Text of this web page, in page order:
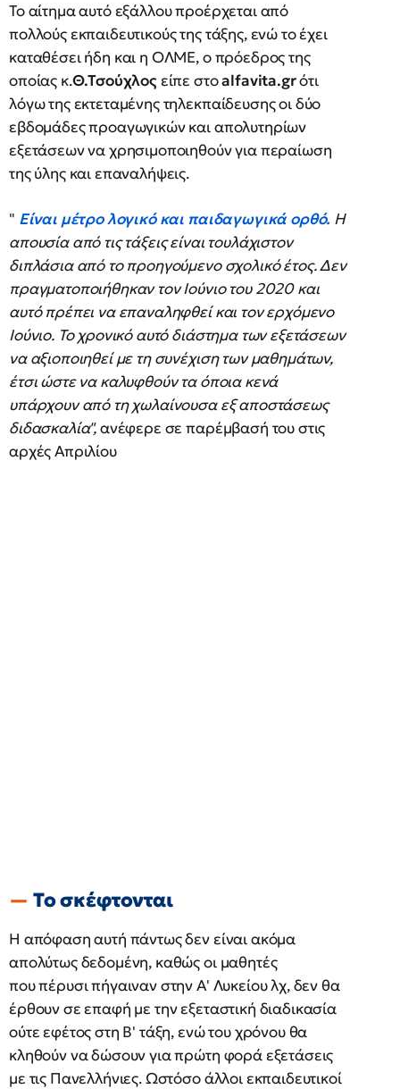
Το αίτημα αυτό εξάλλου προέρχεται από
πολλούς εκπαιδευτικούς της τάξης, ενώ το έχει
καταθέσει ήδη και η ΟΛΜΕ, ο πρόεδρος της
οποίας κ.Θ.Τσούχλοςείπε στοalfavita.grότι
λόγω της εκτεταμένης τηλεκπαίδευσης οι δύο
εβδομάδες προαγωγικών και απολυτηρίων
εξετάσεων να χρησιμοποιηθούν για περαίωση
της ύλης και επαναλήψεις.
" Είναι μέτρο λογικό και παιδαγωγικά ορθό. Η
απουσία από τις τάξεις είναι τουλάχιστον
διπλάσια από το προηγούμενο σχολικό έτος. Δεν
πραγματοποιήθηκαν τον Ιούνιο του 2020 και
αυτό πρέπει να επαναληφθεί και τον ερχόμενο
Ιούνιο. Το χρονικό αυτό διάστημα των εξετάσεων
να αξιοποιηθεί με τη συνέχιση των μαθημάτων,
έτσι ώστε να καλυφθούν τα όποια κενά
υπάρχουν από τη χωλαίνουσα εξ αποστάσεως
διδασκαλία",ανέφερε σε παρέμβασή του στις
αρχές Απριλίου
Το σκέφτονται
Η απόφαση αυτή πάντως δεν είναι ακόμα
απολύτως δεδομένη, καθώς οι μαθητές
που πέρυσι πήγαιναν στην Α' Λυκείου λχ, δεν θα
έρθουν σε επαφή με την εξεταστική διαδικασία
ούτε εφέτος στη Β' τάξη, ενώ του χρόνου θα
κληθούν να δώσουν για πρώτη φορά εξετάσεις
με τις Πανελλήνιες. Ωστόσο άλλοι εκπαιδευτικοί